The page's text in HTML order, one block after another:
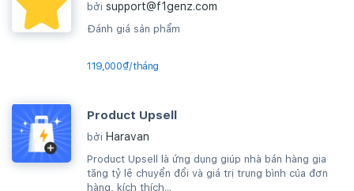
bởi support@f1genz.com
Đánh giá sản phẩm
119,000₫/tháng
Product Upsell
bởi Haravan
Product Upsell là ứng dụng giúp nhà bán hàng gia
tăng tỷ lệ chuyển đổi và giá trị trung bình của đơn
hàng, kích thích...